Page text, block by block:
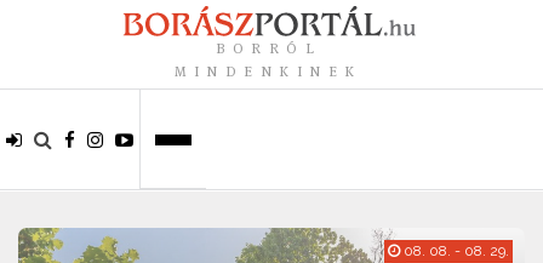
BORRÓL
MINDENKINEK
08. 08. - 08. 29.